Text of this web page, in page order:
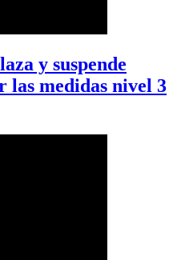
y suspende
las medidas nivel 3